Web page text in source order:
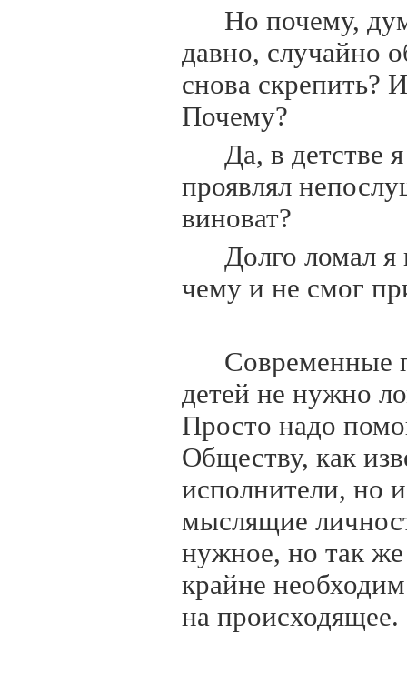
Но почему,
давно, случайно
снова скрепить?
Почему?
Да, в детстве
проявлял
виноват?
Долго ломал я
чему и не смог
Современные
детей не нужно
Просто надо
Обществу, как
исполнители, но
мыслящие
нужное, но так
крайне
на происходящее.